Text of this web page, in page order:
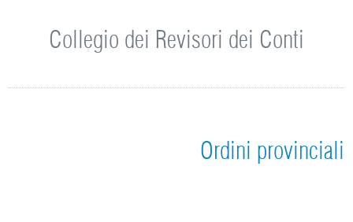
Collegio dei Revisori dei Conti
Ordini provinciali